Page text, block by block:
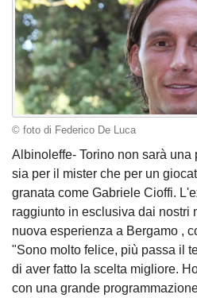
© foto di Federico De Luca
Albinoleffe- Torino non sarà una
sia per il mister che per un
granata come Gabriele Cioffi.
raggiunto in esclusiva dai nostri
nuova esperienza a Bergamo ,
"Sono molto felice, più passa il
di aver fatto la scelta migliore.
con una grande